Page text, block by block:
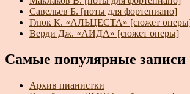
Савельев Б. [ноты для фортепиано]
Глюк К. «АЛЬЦЕСТА» [сюжет
Верди Дж. «АИДА» [сюжет оперы]
Самые популярные записи
Архив пианистки